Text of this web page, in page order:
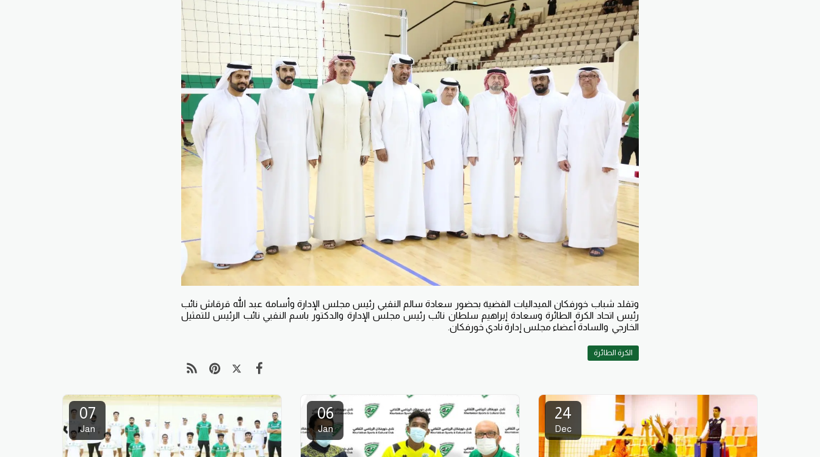
وتقلد شباب خورفكان الميداليات الفضية بحضور سعادة سالم النقبي رئيس مجلس الإدارة وأسامة عبد الله قرقاش نائب
رئيس اتحاد الكرة الطائرة وسعادة إبراهيم سلطان نائب رئيس مجلس الإدارة والدكتور باسم النقبي نائب الرئيس للتمثيل
الخارجي والسادة أعضاء مجلس إدارة نادي خورفكان.
الكرة الطائرة
24
Dec
06
Jan
07
Jan